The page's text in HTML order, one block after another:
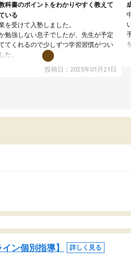
科書のポイントをわかりやすく教えて
いる
を受けて入塾しました。
勉強しない息子でしたが、先生が予定
てくれるので少しずつ学習習慣がつい
た。
ンで週に一度の受講ですが、指導が無
予定表に基づいて勉強したり、LINEでわ
投稿日：2025年01月21日
ン個別指導】 詳しく見る